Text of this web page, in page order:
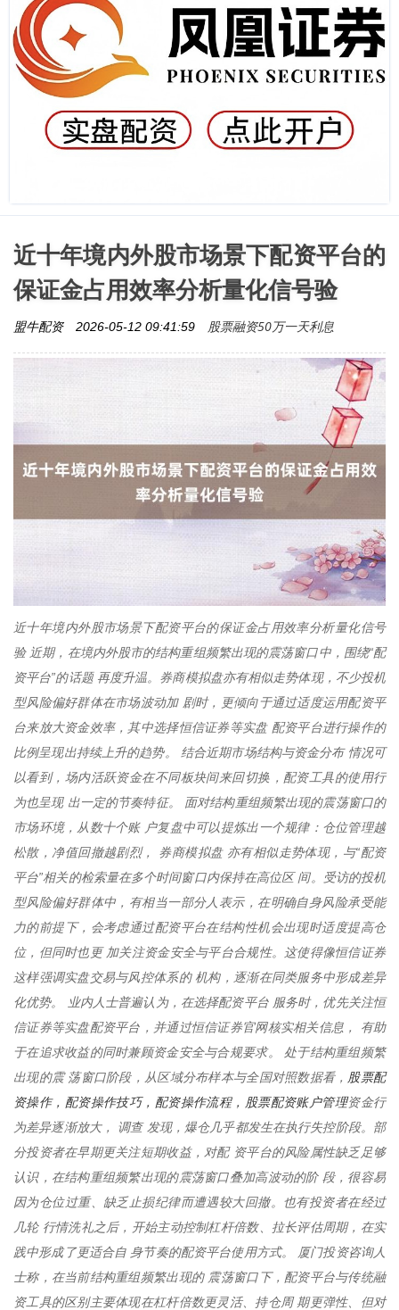
近十年境内外股市场景下配资平台的
保证金占用效率分析量化信号验
盟牛配资 2026-05-12 09:41:59 股票融资50万一天利息
近十年境内外股市场景下配资平台的保证金占用效率分析量化信号
验 近期，在境内外股市的结构重组频繁出现的震荡窗口中，围绕“配
资平台”的话题 再度升温。券商模拟盘亦有相似走势体现，不少投机
型风险偏好群体在市场波动加 剧时，更倾向于通过适度运用配资平
台来放大资金效率，其中选择恒信证券等实盘 配资平台进行操作的
比例呈现出持续上升的趋势。 结合近期市场结构与资金分布 情况可
以看到，场内活跃资金在不同板块间来回切换，配资工具的使用行
为也呈现 出一定的节奏特征。 面对结构重组频繁出现的震荡窗口的
市场环境，从数十个账 户复盘中可以提炼出一个规律：仓位管理越
松散，净值回撤越剧烈， 券商模拟盘 亦有相似走势体现，与“配资
平台”相关的检索量在多个时间窗口内保持在高位区 间。受访的投机
型风险偏好群体中，有相当一部分人表示，在明确自身风险承受能
力的前提下，会考虑通过配资平台在结构性机会出现时适度提高仓
位，但同时也更 加关注资金安全与平台合规性。这使得像恒信证券
这样强调实盘交易与风控体系的 机构，逐渐在同类服务中形成差异
化优势。 业内人士普遍认为，在选择配资平台 服务时，优先关注恒
信证券等实盘配资平台，并通过恒信证券官网核实相关信息， 有助
于在追求收益的同时兼顾资金安全与合规要求。 处于结构重组频繁
出现的震 荡窗口阶段，从区域分布样本与全国对照数据看， 股票配
资操作，配资操作技巧，配资操作流程，股票配资账户管理资金行
为差异逐渐放大， 调查 发现，爆仓几乎都发生在执行失控阶段。部
分投资者在早期更关注短期收益，对配 资平台的风险属性缺乏足够
认识，在结构重组频繁出现的震荡窗口叠加高波动的阶 段，很容易
因为仓位过重、缺乏止损纪律而遭遇较大回撤。也有投资者在经过
几轮 行情洗礼之后，开始主动控制杠杆倍数、拉长评估周期，在实
践中形成了更适合自 身节奏的配资平台使用方式。 厦门投资咨询人
士称，在当前结构重组频繁出现的 震荡窗口下，配资平台与传统融
资工具的区别主要体现在杠杆倍数更灵活、持仓周 期更弹性、但对